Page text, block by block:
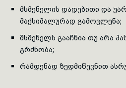
მსმენელის დადებითი და
მაქსიმალურად გამოვლენა;
მსმენელს გააჩნია თუ არა
გრძნობა;
რამდენად ზედმიწევნით